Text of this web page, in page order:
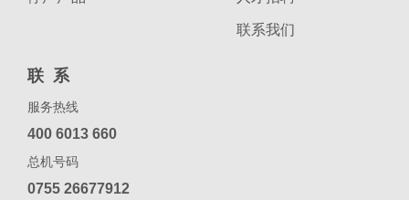
联系我们
联系
服务热线
400 6013 660
总机号码
0755 26677912